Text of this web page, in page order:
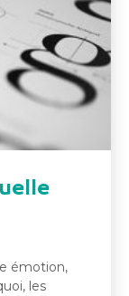
émotion,
les